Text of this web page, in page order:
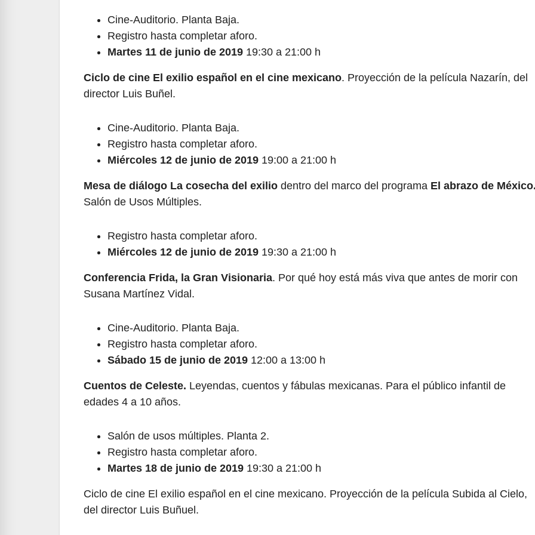
Cine-Auditorio. Planta Baja.
Registro hasta completar aforo.
Martes 11 de junio de 2019 19:30 a 21:00 h
Ciclo de cine El exilio español en el cine mexicano. Proyección de la película Nazarín, del
director Luis Buñel.
Cine-Auditorio. Planta Baja.
Registro hasta completar aforo.
Miércoles 12 de junio de 2019 19:00 a 21:00 h
Mesa de diálogo La cosecha del exilio dentro del marco del programa El abrazo de
Salón de Usos Múltiples.
Registro hasta completar aforo.
Miércoles 12 de junio de 2019 19:30 a 21:00 h
Conferencia Frida, la Gran Visionaria. Por qué hoy está más viva que antes de morir con
Susana Martínez Vidal.
Cine-Auditorio. Planta Baja.
Registro hasta completar aforo.
Sábado 15 de junio de 2019 12:00 a 13:00 h
Cuentos de Celeste. Leyendas, cuentos y fábulas mexicanas. Para el público infantil de
edades 4 a 10 años.
Salón de usos múltiples. Planta 2.
Registro hasta completar aforo.
Martes 18 de junio de 2019 19:30 a 21:00 h
Ciclo de cine El exilio español en el cine mexicano. Proyección de la película Subida al Cielo,
del director Luis Buñuel.